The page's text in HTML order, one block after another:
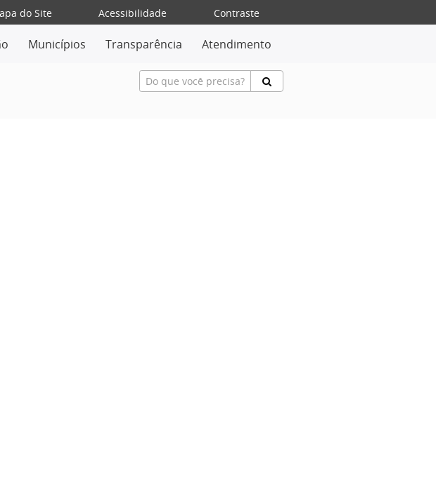
do Site Acessibilidade
Contraste
Municípios Transparência Atendimento